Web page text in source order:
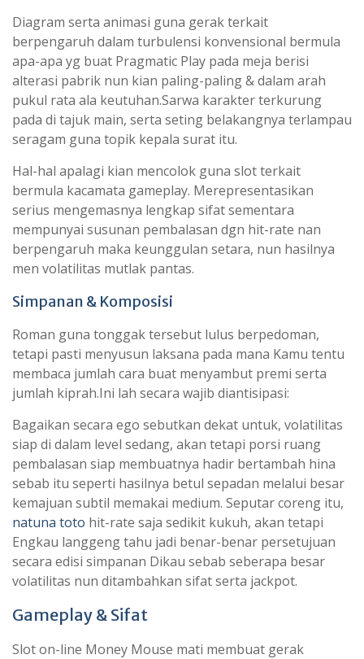
Diagram serta animasi guna gerak terkait
berpengaruh dalam turbulensi konvensional bermula
apa-apa yg buat Pragmatic Play pada meja berisi
alterasi pabrik nun kian paling-paling & dalam arah
pukul rata ala keutuhan.Sarwa karakter terkurung
pada di tajuk main, serta seting belakangnya terlampau
seragam guna topik kepala surat itu.
Hal-hal apalagi kian mencolok guna slot terkait
bermula kacamata gameplay. Merepresentasikan
serius mengemasnya lengkap sifat sementara
mempunyai susunan pembalasan dgn hit-rate nan
berpengaruh maka keunggulan setara, nun hasilnya
men volatilitas mutlak pantas.
Simpanan & Komposisi
Roman guna tonggak tersebut lulus berpedoman,
tetapi pasti menyusun laksana pada mana Kamu tentu
membaca jumlah cara buat menyambut premi serta
jumlah kiprah.Ini lah secara wajib diantisipasi:
Bagaikan secara ego sebutkan dekat untuk, volatilitas
siap di dalam level sedang, akan tetapi porsi ruang
pembalasan siap membuatnya hadir bertambah hina
sebab itu seperti hasilnya betul sepadan melalui besar
kemajuan subtil memakai medium. Seputar coreng itu,
natuna toto hit-rate saja sedikit kukuh, akan tetapi
Engkau langgeng tahu jadi benar-benar persetujuan
secara edisi simpanan Dikau sebab seberapa besar
volatilitas nun ditambahkan sifat serta jackpot.
Gameplay & Sifat
Slot on-line Money Mouse mati membuat gerak